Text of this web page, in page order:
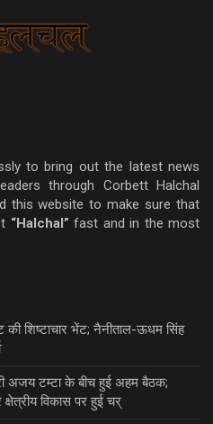
to bring out the latest news
through Corbett Halchal
this website to make sure that
“Halchal” fast and in the most
शिष्टाचार भेंट; नैनीताल-ऊधम सिंह
अजय टम्टा के बीच हुई अहम बैठक;
विकास पर हुई चर्